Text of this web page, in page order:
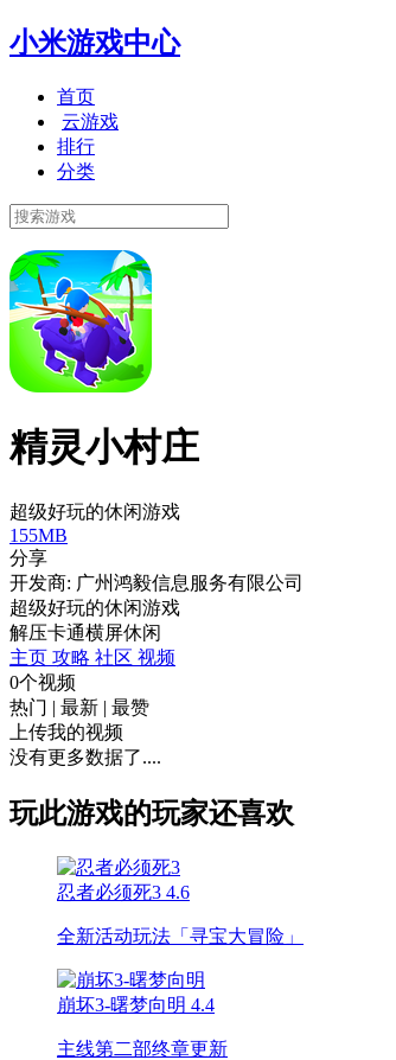
小米游戏中心
首页
云游戏
排行
分类
精灵小村庄
超级好玩的休闲游戏
155MB
分享
开发商: 广州鸿毅信息服务有限公司
超级好玩的休闲游戏
解压卡通横屏休闲
主页 攻略 社区 视频
0个视频
热门 | 最新 | 最赞
上传我的视频
没有更多数据了....
玩此游戏的玩家还喜欢
忍者必须死3 4.6
全新活动玩法「寻宝大冒险」
崩坏3-曙梦向明 4.4
主线第二部终章更新